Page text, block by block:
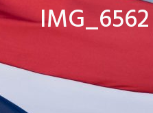
IMG_6562